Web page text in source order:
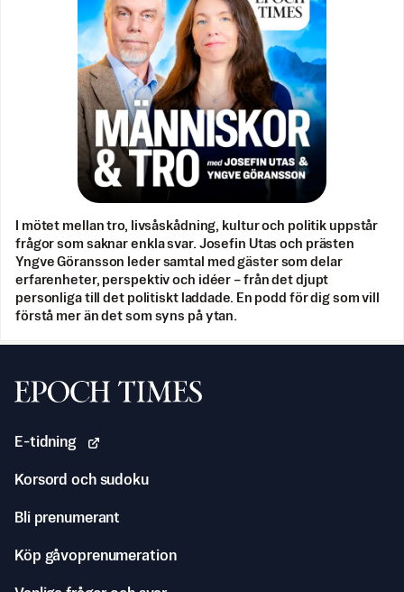
I mötet mellan tro, livsåskådning, kultur och politik uppstår
frågor som saknar enkla svar. Josefin Utas och prästen
Yngve Göransson leder samtal med gäster som delar
erfarenheter, perspektiv och idéer – från det djupt
personliga till det politiskt laddade. En podd för dig som vill
förstå mer än det som syns på ytan.
Svenska Epoch Times
E-tidning
Korsord och sudoku
Bli prenumerant
Köp gåvoprenumeration